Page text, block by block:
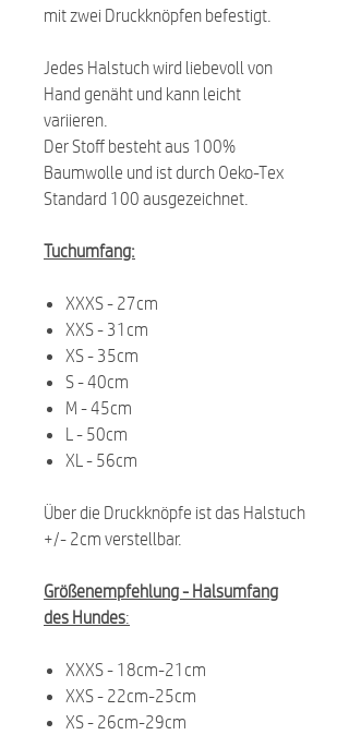
mit zwei Druckknöpfen befestigt.
Jedes Halstuch wird liebevoll von
Hand genäht und kann leicht
variieren.
Der Stoff besteht aus 100%
Baumwolle und ist durch Oeko-Tex
Standard 100 ausgezeichnet.
Tuchumfang:
XXXS - 27cm
XXS - 31cm
XS - 35cm
S - 40cm
M - 45cm
L - 50cm
XL - 56cm
Über die Druckknöpfe ist das Halstuch
+/- 2cm verstellbar.
Größenempfehlung - Halsumfang
des Hundes:
XXXS - 18cm-21cm
XXS - 22cm-25cm
XS - 26cm-29cm